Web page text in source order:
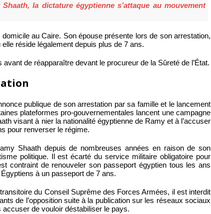
la dictature égyptienne s’attaque au mouvement
au Caire. Son épouse présente lors de son arrestation,
réside légalement depuis plus de 7 ans.
de réapparaître devant le procureur de la Sûreté de l’État.
publique de son arrestation par sa famille et le lancement
plateformes pro-gouvernementales lancent une campagne
visant à nier la nationalité égyptienne de Ramy et à l’accuser
pour renverser le régime.
Shaath depuis de nombreuses années en raison de son
politique. Il est écarté du service militaire obligatoire pour
contraint de renouveler son passeport égyptien tous les ans
à un passeport de 7 ans.
du Conseil Suprême des Forces Armées, il est interdit
de l’opposition suite à la publication sur les réseaux sociaux
de vouloir déstabiliser le pays.